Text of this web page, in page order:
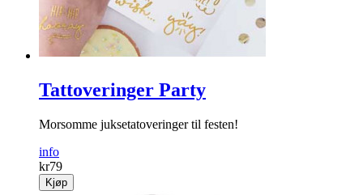
Tattoveringer Party
Morsomme juksetatoveringer til festen!
info
kr79
Kjøp